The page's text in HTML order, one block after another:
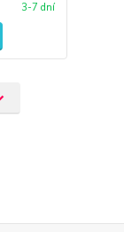
3-7 dní